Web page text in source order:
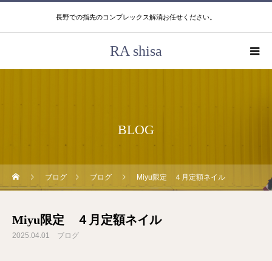
長野での指先のコンプレックス解消お任せください。
RA shisa
BLOG
ブログ ブログ Miyu限定 ４月定額ネイル
Miyu限定 ４月定額ネイル
2025.04.01 ブログ